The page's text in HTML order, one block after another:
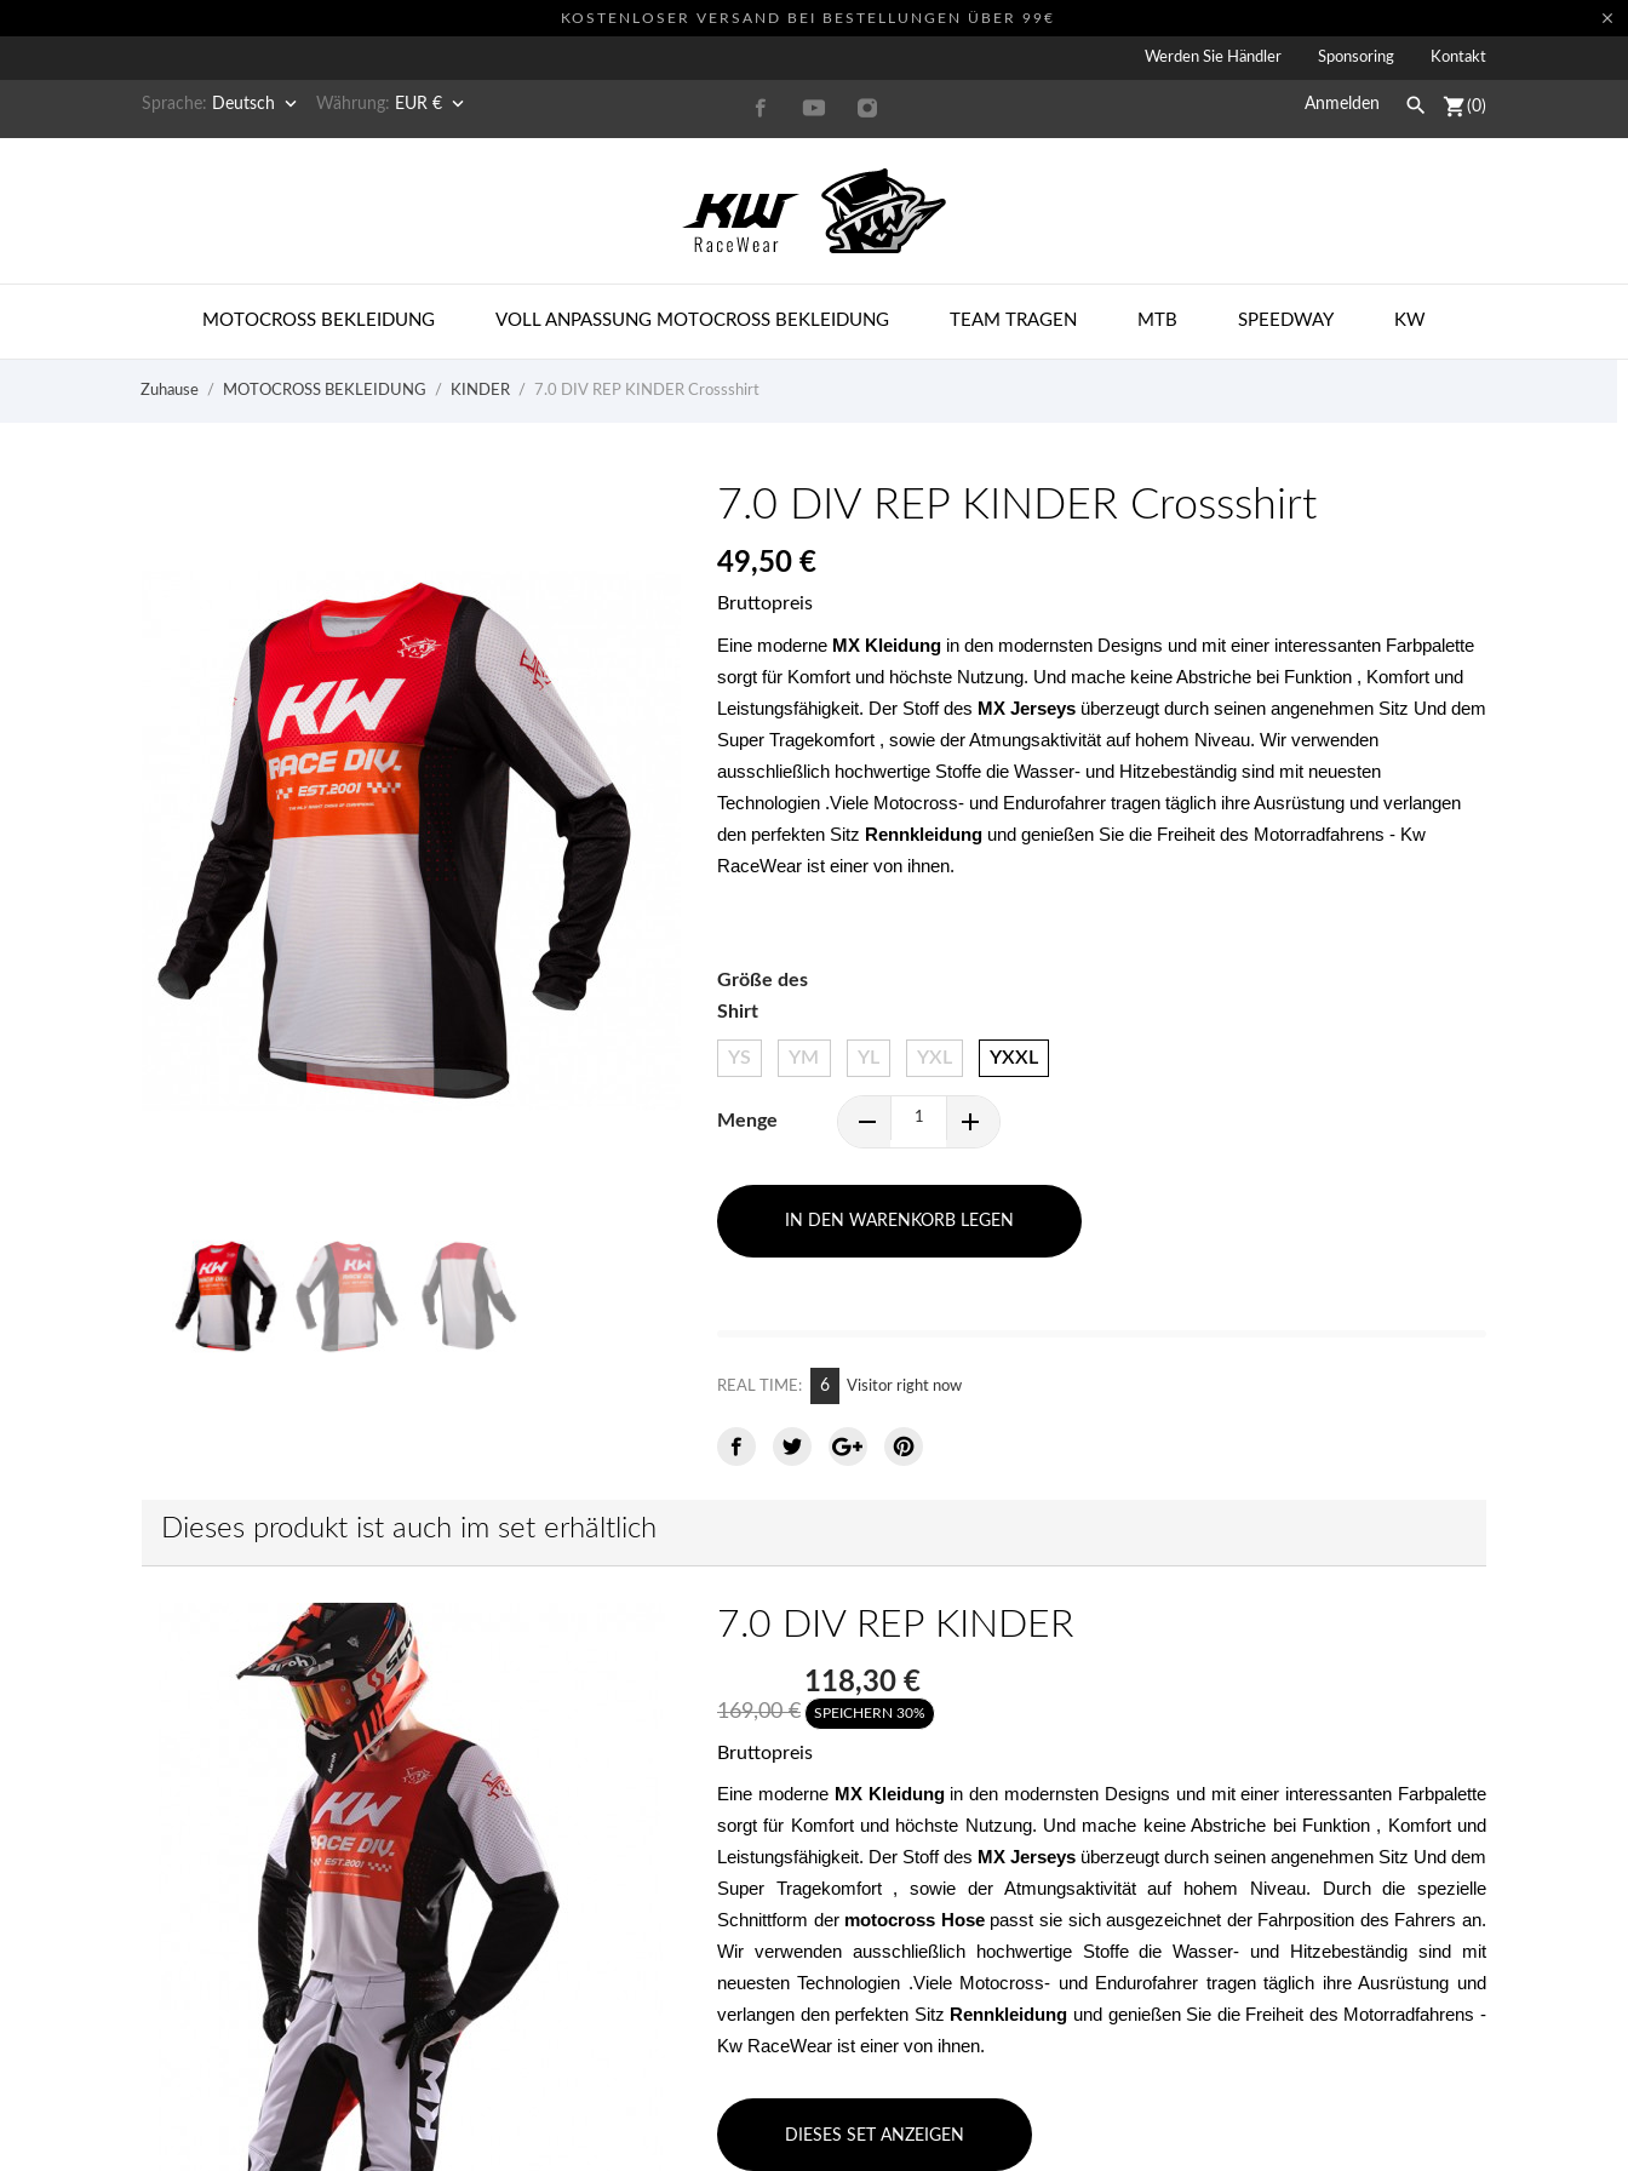
KOSTENLOSER VERSAND BEI BESTELLUNGEN ÜBER 99€ 
Werden Sie Händler Sponsoring Kontakt
Sprache: Deutsch  Währung: EUR €  Anmelden  shopping_cart(0)
MOTOCROSS BEKLEIDUNG VOLL ANPASSUNG MOTOCROSS BEKLEIDUNG TEAM TRAGEN MTB SPEEDWAY KW
Zuhause MOTOCROSS BEKLEIDUNG KINDER 7.0 DIV REP KINDER Crossshirt
7.0 DIV REP KINDER Crossshirt
49,50 €
Bruttopreis
Eine moderne MX Kleidung in den modernsten Designs und mit einer interessanten Farbpalette
sorgt für Komfort und höchste Nutzung. Und mache keine Abstriche bei Funktion , Komfort und
Leistungsfähigkeit. Der Stoff des MX Jerseys überzeugt durch seinen angenehmen Sitz Und dem
Super Tragekomfort , sowie der Atmungsaktivität auf hohem Niveau. Wir verwenden
ausschließlich hochwertige Stoffe die Wasser- und Hitzebeständig sind mit neuesten
Technologien .Viele Motocross- und Endurofahrer tragen täglich ihre Ausrüstung und verlangen
den perfekten Sitz Rennkleidung und genießen Sie die Freiheit des Motorradfahrens - Kw
RaceWear ist einer von ihnen.
Größe des
Shirt
YS YM YL YXL YXXL
Menge
IN DEN WARENKORB LEGEN
REAL TIME: 11 Visitor right now
Dieses produkt ist auch im set erhältlich
7.0 DIV REP KINDER
169,00 €
118,30 €
SPEICHERN 30%
Bruttopreis
Eine moderne MX Kleidung in den modernsten Designs und mit einer interessanten Farbpalette
sorgt für Komfort und höchste Nutzung. Und mache keine Abstriche bei Funktion , Komfort und
Leistungsfähigkeit. Der Stoff des MX Jerseys überzeugt durch seinen angenehmen Sitz Und dem
Super Tragekomfort , sowie der Atmungsaktivität auf hohem Niveau. Durch die spezielle
Schnittform der motocross Hose passt sie sich ausgezeichnet der Fahrposition des Fahrers an.
Wir verwenden ausschließlich hochwertige Stoffe die Wasser- und Hitzebeständig sind mit
neuesten Technologien .Viele Motocross- und Endurofahrer tragen täglich ihre Ausrüstung und
verlangen den perfekten Sitz Rennkleidung und genießen Sie die Freiheit des Motorradfahrens -
Kw RaceWear ist einer von ihnen.
DIESES SET ANZEIGEN